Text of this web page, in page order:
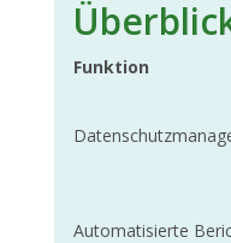
Funktion
Automatisierte